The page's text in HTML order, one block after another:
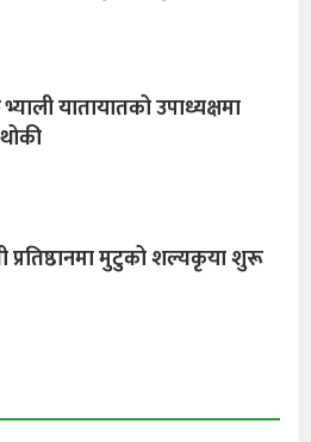
यातायातको उपाध्यक्षमा
प्रतिष्ठानमा मुटुको शल्यकृया शुरू